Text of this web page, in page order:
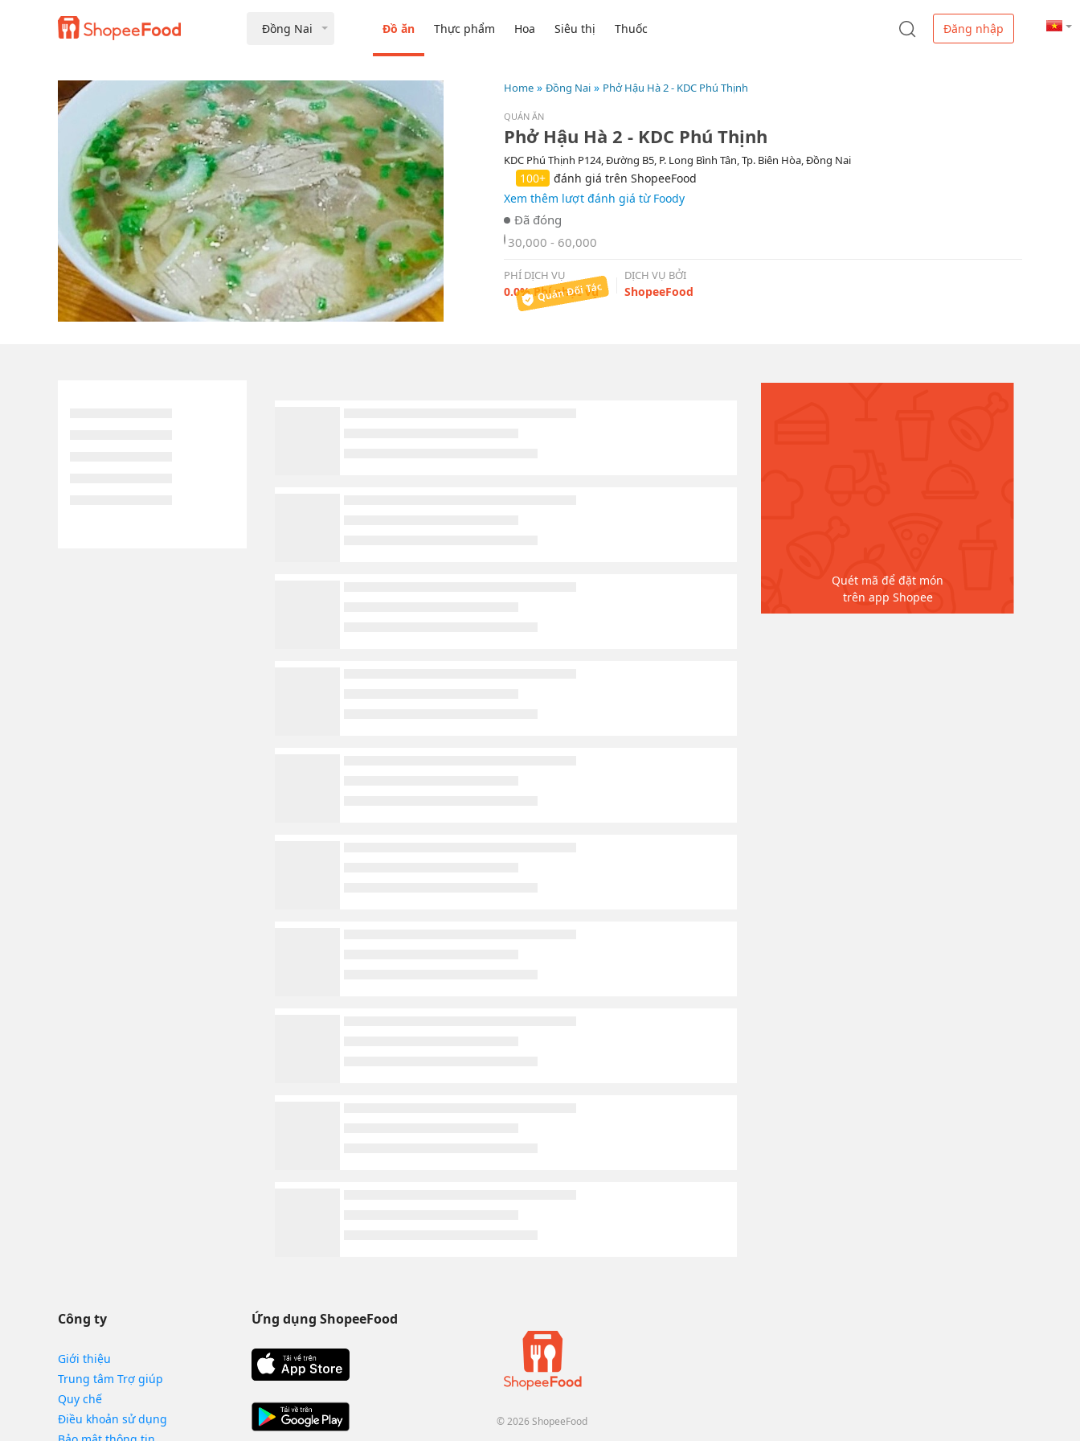
Đồng Nai Đồ ăn Thực phẩm Hoa Siêu thị Thuốc Đăng nhập
Home Đồng Nai Phở Hậu Hà 2 - KDC Phú Thịnh
QUÁN ĂN
Phở Hậu Hà 2 - KDC Phú Thịnh
KDC Phú Thịnh P124, Đường B5, P. Long Bình Tân, Tp. Biên Hòa, Đồng Nai
100+ đánh giá trên ShopeeFood
Xem thêm lượt đánh giá từ Foody
30,000 - 60,000
PHÍ DỊCH VỤ
0.0% Phí phục vụ
DỊCH VỤ BỞI
ShopeeFood
Quét mã để đặt món
trên app Shopee
Công ty
Giới thiệu
Trung tâm Trợ giúp
Quy chế
Điều khoản sử dụng
Ứng dụng ShopeeFood
© 2026 ShopeeFood